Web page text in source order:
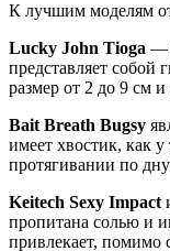
К лучшим моделям
Lucky John Tioga —
представляет собой
размер от 2 до 9 см
Bait Breath Bugsy
имеет хвостик, как
протягивании по
Keitech Sexy Impact
пропитана солью и
привлекает, помимо